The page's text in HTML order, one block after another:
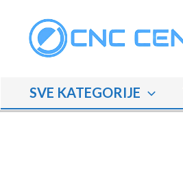
content
SVE KATEGORIJE